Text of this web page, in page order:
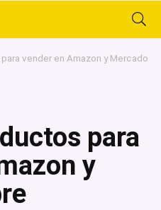
vender en Amazon y Mercado
para
y